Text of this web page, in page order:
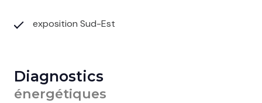
exposition Sud-Est
Diagnostics
énergétiques